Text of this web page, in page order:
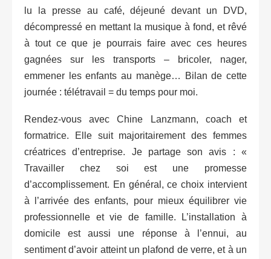
lu la presse au café, déjeuné devant un DVD,
décompressé en mettant la musique à fond, et rêvé
à tout ce que je pourrais faire avec ces heures
gagnées sur les transports – bricoler, nager,
emmener les enfants au manège… Bilan de cette
journée : télétravail = du temps pour moi.
Rendez-vous avec Chine Lanzmann, coach et
formatrice. Elle suit majoritairement des femmes
créatrices d’entreprise. Je partage son avis : «
Travailler chez soi est une promesse
d’accomplissement. En général, ce choix intervient
à l’arrivée des enfants, pour mieux équilibrer vie
professionnelle et vie de famille. L’installation à
domicile est aussi une réponse à l’ennui, au
sentiment d’avoir atteint un plafond de verre, et à un